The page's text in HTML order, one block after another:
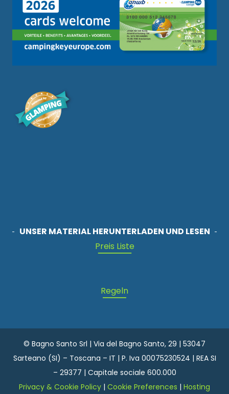
UNSER MATERIAL HERUNTERLADEN UND LESEN
Preis Liste
Regeln
© Bagno Santo Srl | Via del Bagno Santo, 29 | 53047
Sarteano (SI) – Toscana – IT | P. Iva 00075230524 | REA SI
– 29377 | Capitale sociale 600.000
Privacy & Cookie Policy | Cookie Preferences | Hosting